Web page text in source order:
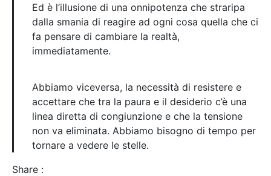
Ed è l’illusione di una onnipotenza che straripa
dalla smania di reagire ad ogni cosa quella che ci
fa pensare di cambiare la realtà,
immediatamente.
Abbiamo viceversa, la necessità di resistere e
accettare che tra la paura e il desiderio c’è una
linea diretta di congiunzione e che la tensione
non va eliminata. Abbiamo bisogno di tempo per
tornare a vedere le stelle.
Share :